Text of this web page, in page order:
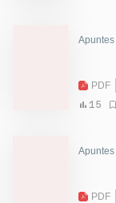
Apuntes
PDF
15
Apuntes
PDF